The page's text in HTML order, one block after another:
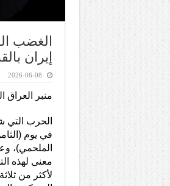
الغضب
إيران
2026-06-08
منبر العراق
الحرب التي
الملحمي)،
معنى لهذه
لأكثر من